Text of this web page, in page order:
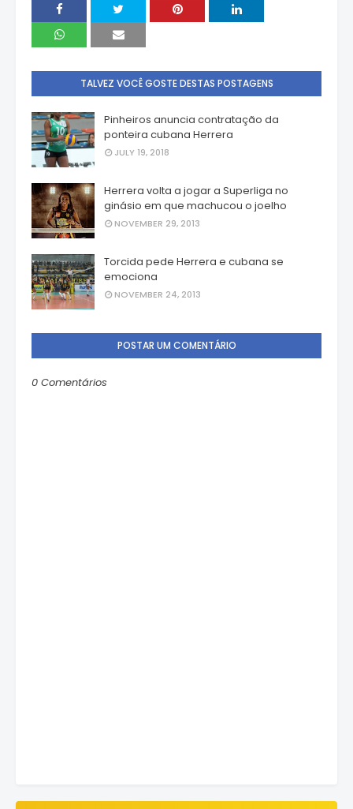
TALVEZ VOCÊ GOSTE DESTAS POSTAGENS
Pinheiros anuncia contratação da
ponteira cubana Herrera
JULY 19, 2018
Herrera volta a jogar a Superliga no
ginásio em que machucou o joelho
NOVEMBER 29, 2013
Torcida pede Herrera e cubana se
emociona
NOVEMBER 24, 2013
POSTAR UM COMENTÁRIO
0 Comentários